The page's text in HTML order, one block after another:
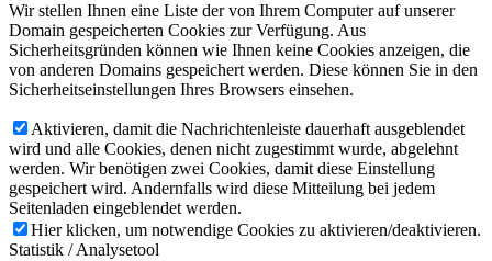
Wir stellen Ihnen eine Liste der von Ihrem Computer auf unserer
Domain gespeicherten Cookies zur Verfügung. Aus
Sicherheitsgründen können wie Ihnen keine Cookies anzeigen, die
von anderen Domains gespeichert werden. Diese können Sie in den
Sicherheitseinstellungen Ihres Browsers einsehen.
Aktivieren, damit die Nachrichtenleiste dauerhaft ausgeblendet
wird und alle Cookies, denen nicht zugestimmt wurde, abgelehnt
werden. Wir benötigen zwei Cookies, damit diese Einstellung
gespeichert wird. Andernfalls wird diese Mitteilung bei jedem
Seitenladen eingeblendet werden.
Hier klicken, um notwendige Cookies zu aktivieren/deaktivieren.
Statistik / Analysetool